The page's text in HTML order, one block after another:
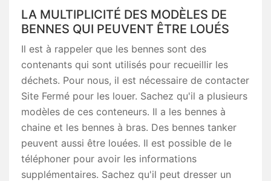
LA MULTIPLICITÉ DES MODÈLES DE
BENNES QUI PEUVENT ÊTRE LOUÉS
Il est à rappeler que les bennes sont des
contenants qui sont utilisés pour recueillir les
déchets. Pour nous, il est nécessaire de contacter
Site Fermé pour les louer. Sachez qu'il a plusieurs
modèles de ces conteneurs. Il a les bennes à
chaine et les bennes à bras. Des bennes tanker
peuvent aussi être louées. Il est possible de le
téléphoner pour avoir les informations
supplémentaires. Sachez qu'il peut dresser un